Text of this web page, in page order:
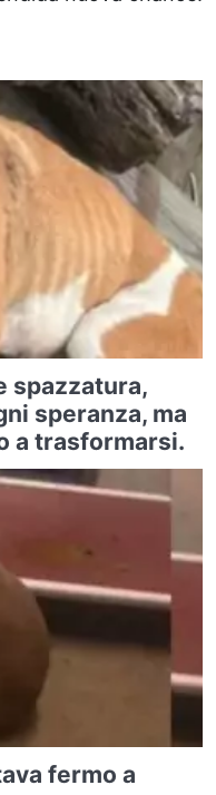
spazzatura,
speranza, ma
a trasformarsi.
fermo a